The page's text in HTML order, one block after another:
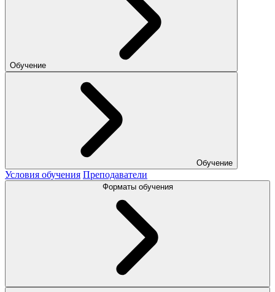
Обучение
Обучение
Условия обучения Преподаватели
Форматы обучения